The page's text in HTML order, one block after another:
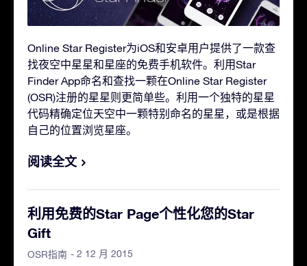
Online Star Register为iOS和安卓用户提供了一款查
找夜空中星星和星座的免费手机软件。利用Star
Finder App命名和查找一颗在Online Star Register
(OSR)注册的星星则更简单些。利用一个独特的星星
代码精确定位天空中一颗特别命名的星星，或是根据
自己的位置浏览星座。
阅读全文
利用免费的Star Page个性化您的Star
Gift
OSR指南 - 2 12 月 2015